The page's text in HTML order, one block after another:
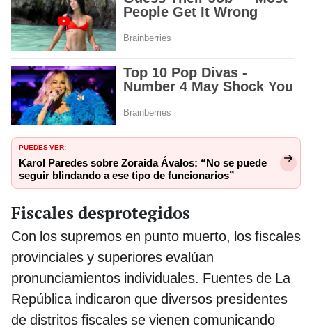
PUEDES VER:
Karol Paredes sobre Zoraida Ávalos: “No se puede
seguir blindando a ese tipo de funcionarios”
Fiscales desprotegidos
Con los supremos en punto muerto, los fiscales
provinciales y superiores evalúan
pronunciamientos individuales. Fuentes de La
República indicaron que diversos presidentes
de distritos fiscales se vienen comunicando